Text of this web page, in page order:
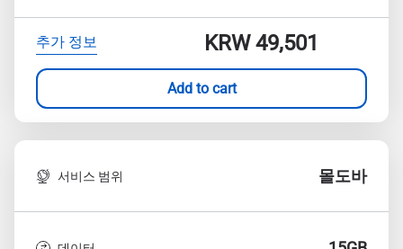
추가 정보 KRW 49,501
Add to cart
서비스 범위 몰도바